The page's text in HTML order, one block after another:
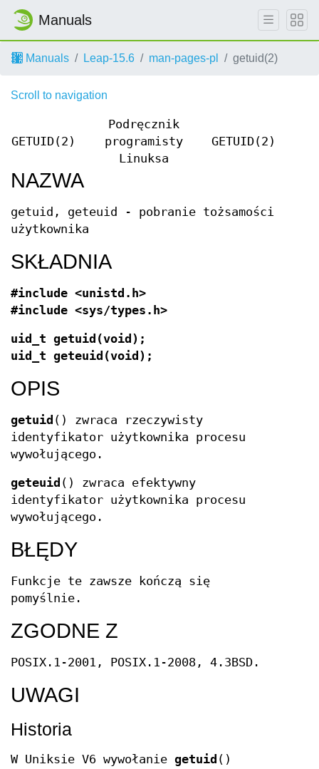
Manuals
Manuals Leap-15.6 man-pages-pl getuid(2)
Scroll to navigation
GETUID(2)
Podręcznik
programisty
Linuksa
GETUID(2)
NAZWA
getuid, geteuid - pobranie tożsamości
użytkownika
SKŁADNIA
#include <unistd.h>
#include <sys/types.h>
uid_t getuid(void);
uid_t geteuid(void);
OPIS
getuid () zwraca rzeczywisty
identyfikator użytkownika procesu
wywołującego.
geteuid () zwraca efektywny
identyfikator użytkownika procesu
wywołującego.
BŁĘDY
Funkcje te zawsze kończą się
pomyślnie.
ZGODNE Z
POSIX.1-2001, POSIX.1-2008, 4.3BSD.
UWAGI
Historia
W Uniksie V6 wywołanie getuid ()